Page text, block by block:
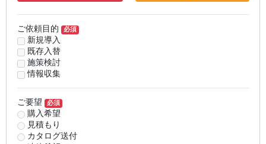
ご依頼目的 必須
新規導入
既存入替
施策検討
情報収集
ご要望 必須
購入希望
見積もり
カタログ送付